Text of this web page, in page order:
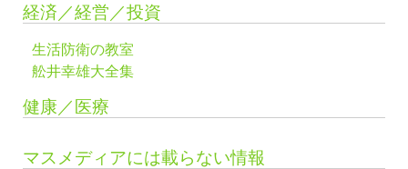
経済／経営／投資
生活防衛の教室
舩井幸雄大全集
健康／医療
マスメディアには載らない情報